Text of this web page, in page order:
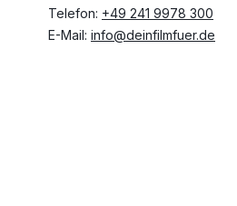
Telefon: +49 241 9978 300
E-Mail: info@deinfilmfuer.de